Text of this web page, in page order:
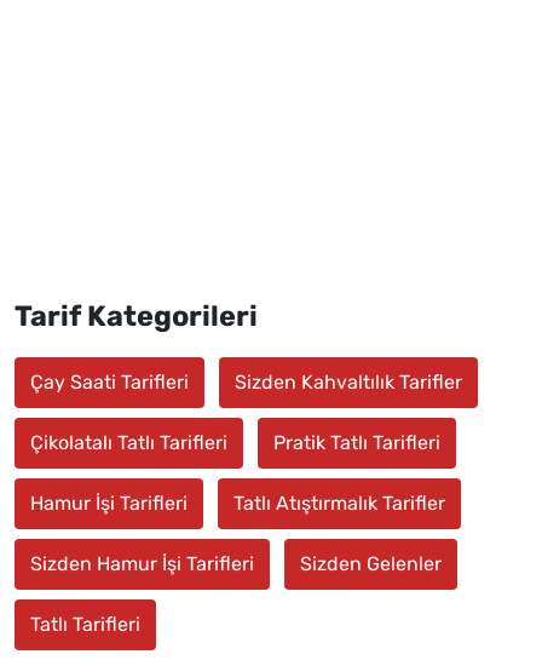
Tarif Kategorileri
Çay Saati Tarifleri Sizden Kahvaltılık Tarifler
Çikolatalı Tatlı Tarifleri Pratik Tatlı Tarifleri
Hamur İşi Tarifleri Tatlı Atıştırmalık Tarifler
Sizden Hamur İşi Tarifleri Sizden Gelenler
Tatlı Tarifleri